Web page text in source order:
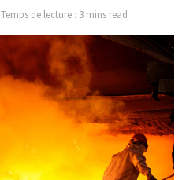
Temps de lecture : 3 mins read